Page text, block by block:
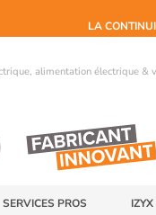
LA
alimentation électrique &
SERVICES PROS